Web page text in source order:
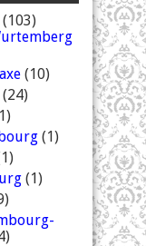
(103)
(10)
(24)
(1)
(1)